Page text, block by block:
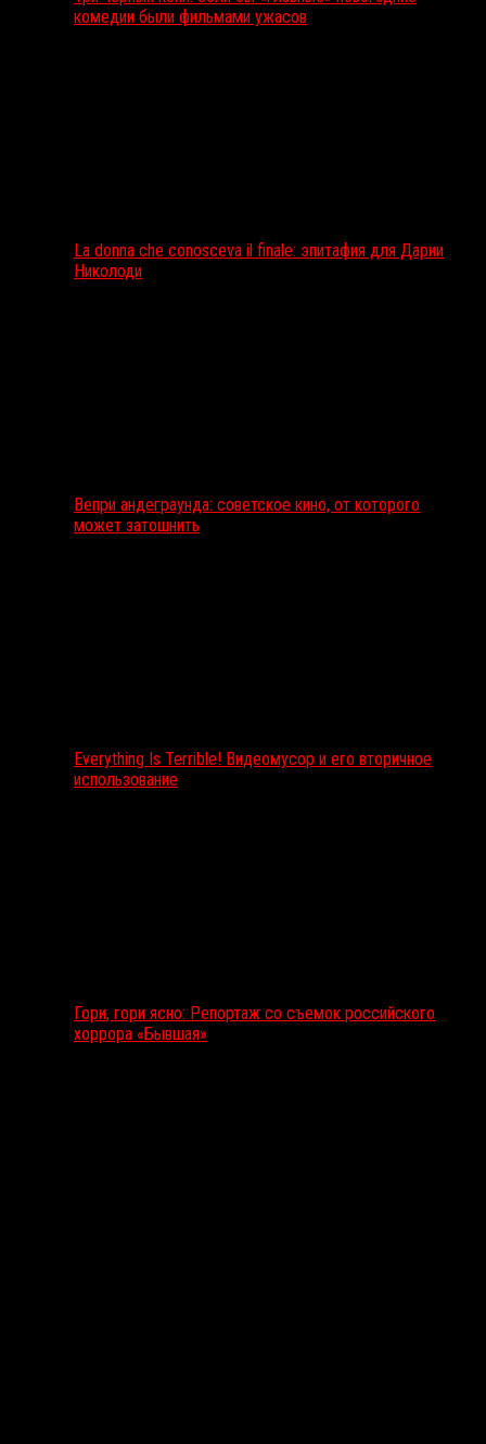
комедии были фильмами ужасов
La donna che conosceva il finale: эпитафия для Дарии
Николоди
Вепри андеграунда: советское кино, от которого
может затошнить
Everything Is Terrible! Видеомусор и его вторичное
использование
Гори, гори ясно: Репортаж со съемок российского
хоррора «Бывшая»